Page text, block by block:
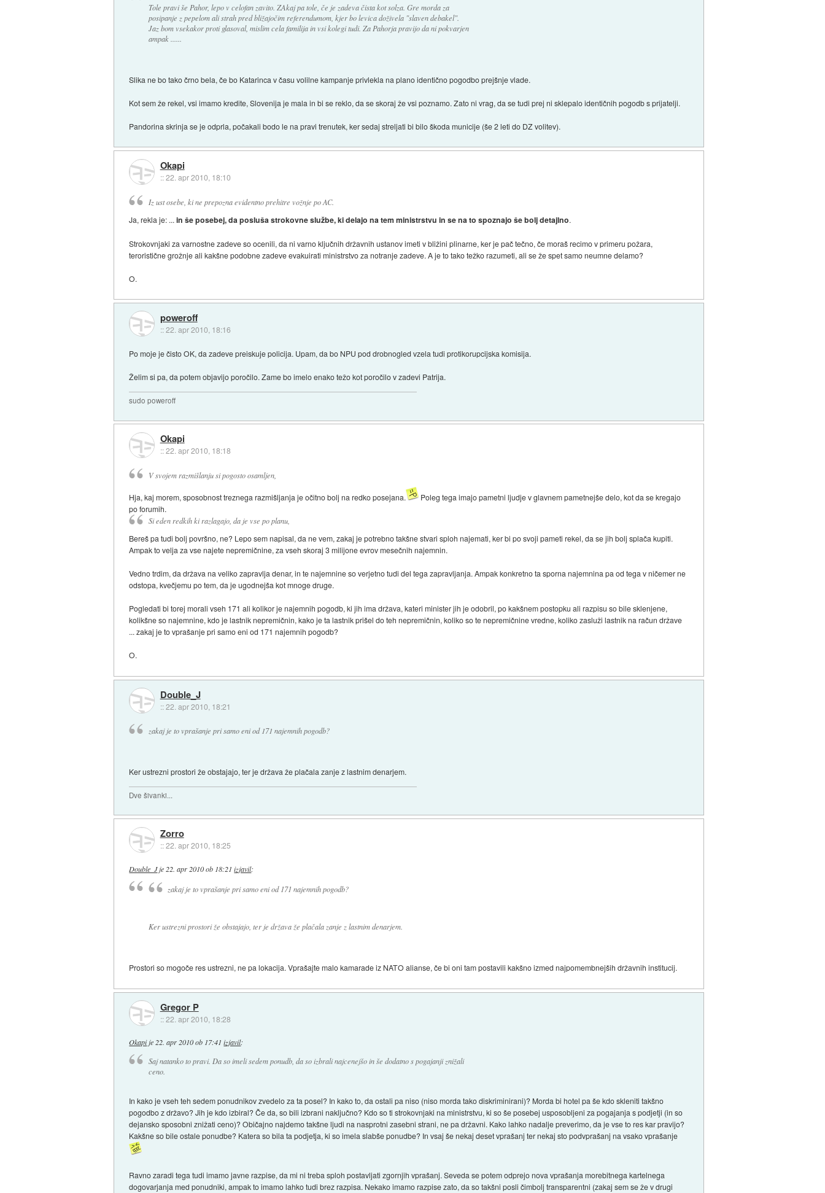
Tole pravi še Pahor, lepo v celofan zavito. ZAkaj pa tole, če je zadeva čista kot solza. Gre morda za
posipanje z pepelom ali strah pred bližajočim referendumom, kjer bo levica doživela "slaven debakel".
Jaz bom vsekakor proti glasoval, mislim cela familija in vsi kolegi tudi. Za Pahorja pravijo da ni pokvarjen
ampak ......
Slika ne bo tako črno bela, če bo Katarinca v času volilne kampanje privlekla na plano identično pogodbo prejšnje vlade.
Kot sem že rekel, vsi imamo kredite, Slovenija je mala in bi se reklo, da se skoraj že vsi poznamo. Zato ni vrag, da se tudi prej ni sklepalo identičnih pogodb s prijatelji.
Pandorina skrinja se je odprla, počakali bodo le na pravi trenutek, ker sedaj streljati bi bilo škoda municije (še 2 leti do DZ volitev).
Okapi
::22. apr 2010, 18:10
Iz ust osebe, ki ne prepozna evidentno prehitre vožnje po AC.
Ja, rekla je: ...in še posebej, da posluša strokovne službe, ki delajo na tem ministrstvu in se na to spoznajo še bolj detajlno.
Strokovnjaki za varnostne zadeve so ocenili, da ni varno ključnih državnih ustanov imeti v bližini plinarne, ker je pač tečno, če moraš recimo v primeru požara,
teroristične grožnje ali kakšne podobne zadeve evakuirati ministrstvo za notranje zadeve. A je to tako težko razumeti, ali se že spet samo neumne delamo?
O.
poweroff
::22. apr 2010, 18:16
Po moje je čisto OK, da zadeve preiskuje policija. Upam, da bo NPU pod drobnogled vzela tudi protikorupcijska komisija.
Želim si pa, da potem objavijo poročilo. Zame bo imelo enako težo kot poročilo v zadevi Patrija.
sudo poweroff
Okapi
::22. apr 2010, 18:18
V svojem razmišlanju si pogosto osamljen,
Hja, kaj morem, sposobnost treznega razmišljanja je očitno bolj na redko posejana.
Poleg tega imajo pametni ljudje v glavnem pametnejše delo, kot da se kregajo
po forumih.
Si eden redkih ki razlagajo, da je vse po planu,
Bereš pa tudi bolj površno, ne? Lepo sem napisal, da ne vem, zakaj je potrebno takšne stvari sploh najemati, ker bi po svoji pameti rekel, da se jih bolj splača kupiti.
Ampak to velja za vse najete nepremičnine, za vseh skoraj 3 milijone evrov mesečnih najemnin.
Vedno trdim, da država na veliko zapravlja denar, in te najemnine so verjetno tudi del tega zapravljanja. Ampak konkretno ta sporna najemnina pa od tega v ničemer ne
odstopa, kvečjemu po tem, da je ugodnejša kot mnoge druge.
Pogledati bi torej morali vseh 171 ali kolikor je najemnih pogodb, ki jih ima država, kateri minister jih je odobril, po kakšnem postopku ali razpisu so bile sklenjene,
kolikšne so najemnine, kdo je lastnik nepremičnin, kako je ta lastnik prišel do teh nepremičnin, koliko so te nepremičnine vredne, koliko zasluži lastnik na račun države
... zakaj je to vprašanje pri samo eni od 171 najemnih pogodb?
O.
Double_J
::22. apr 2010, 18:21
zakaj je to vprašanje pri samo eni od 171 najemnih pogodb?
Ker ustrezni prostori že obstajajo, ter je država že plačala zanje z lastnim denarjem.
Dve šivanki...
Zorro
::22. apr 2010, 18:25
Double_Jje 22. apr 2010 ob 18:21 izjavil:
zakaj je to vprašanje pri samo eni od 171 najemnih pogodb?
Ker ustrezni prostori že obstajajo, ter je država že plačala zanje z lastnim denarjem.
Prostori so mogoče res ustrezni, ne pa lokacija. Vprašajte malo kamarade iz NATO alianse, če bi oni tam postavili kakšno izmed najpomembnejših državnih institucij.
Gregor P
::22. apr 2010, 18:28
Okapije22. apr 2010 ob 17:41 izjavil:
Saj natanko to pravi. Da so imeli sedem ponudb, da so izbrali najcenejšo in še dodatno s pogajanji znižali
ceno.
In kako je vseh teh sedem ponudnikov zvedelo za ta posel? In kako to, da ostali pa niso (niso morda tako diskriminirani)? Morda bi hotel pa še kdo skleniti takšno
pogodbo z državo? Jih je kdo izbiral? Če da, so bili izbrani naključno? Kdo so ti strokovnjaki na ministrstvu, ki so še posebej usposobljeni za pogajanja s podjetji (in so
dejansko sposobni znižati ceno)? Običajno najdemo takšne ljudi na nasprotni zasebni strani, ne pa državni. Kako lahko nadalje preverimo, da je vse to res kar pravijo?
Kakšne so bile ostale ponudbe? Katera so bila ta podjetja, ki so imela slabše ponudbe? In vsaj še nekaj deset vprašanj ter nekaj sto podvprašanj na vsako vprašanje
Ravno zaradi tega tudi imamo javne razpise, da mi ni treba sploh postavljati zgornjih vprašanj. Seveda se potem odprejo nova vprašanja morebitnega kartelnega
dogovarjanja med ponudniki, ampak to imamo lahko tudi brez razpisa. Nekako imamo razpise zato, da so takšni posli čimbolj transparentni (zakaj sem se že v drugi